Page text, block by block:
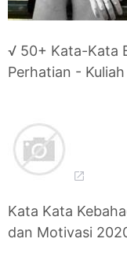
√ 50+ Kata-Kata
Perhatian - Kuliah
Kata Kata
dan Motivasi